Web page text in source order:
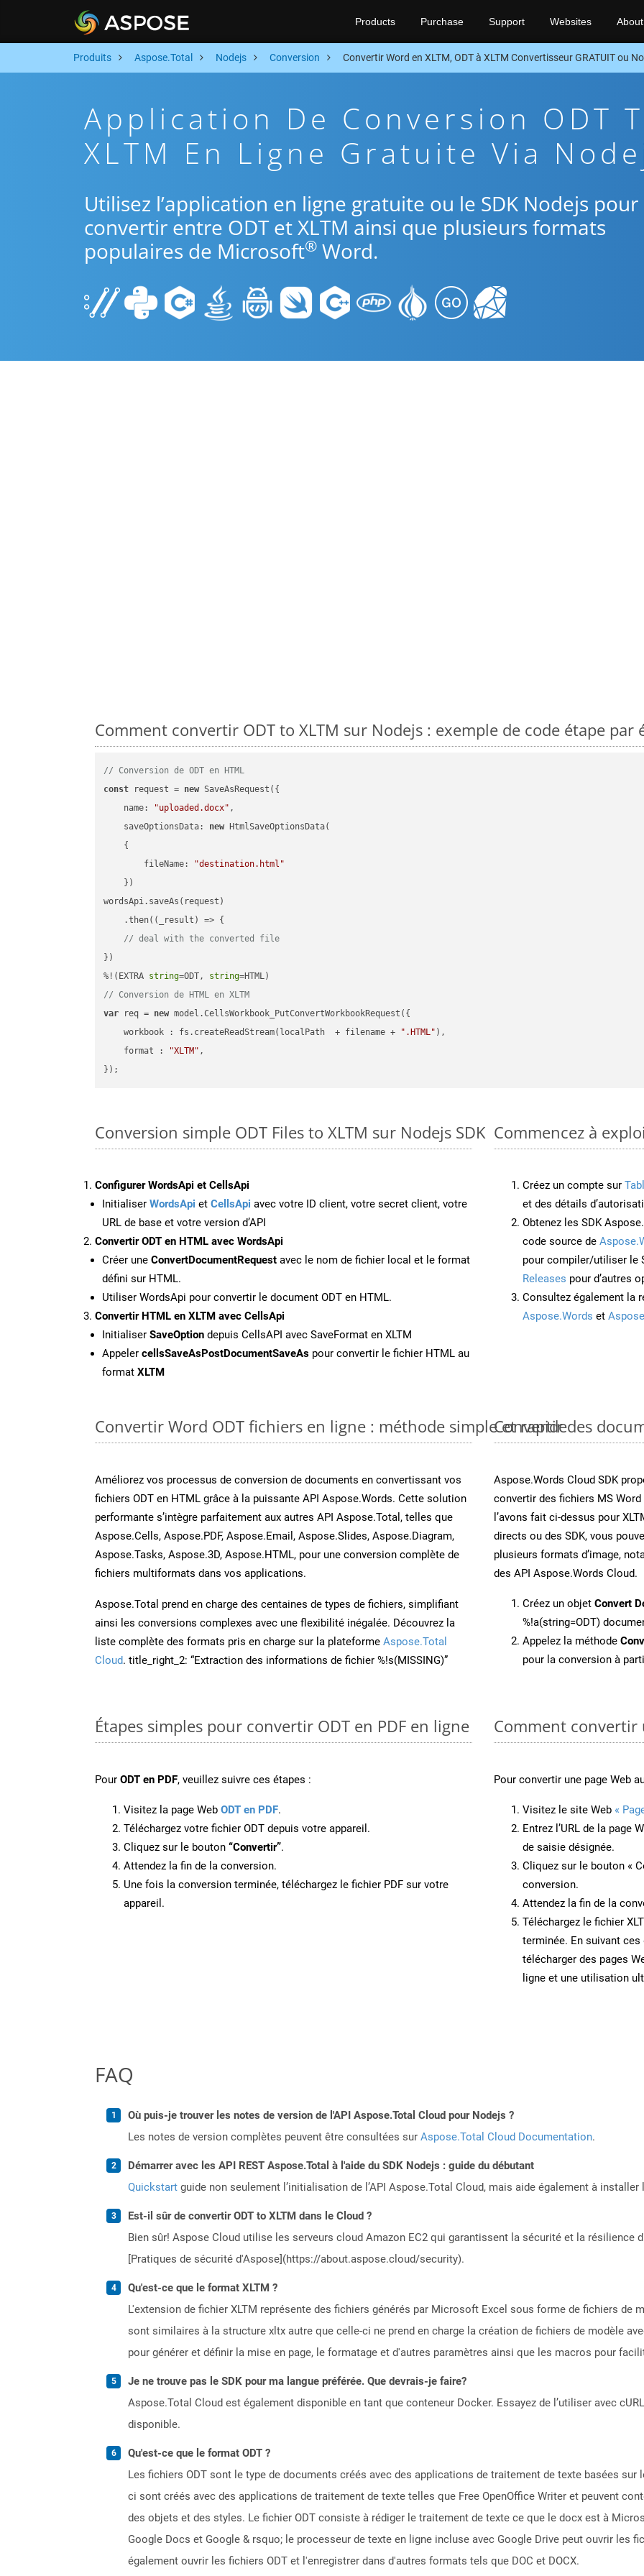
Products Purchase Support Websites About
Produits Aspose.Total Nodejs Conversion Convertir Word en XLTM, ODT à XLTM Convertisseur GRATUIT ou
Application De Conversion ODT
XLTM En Ligne Gratuite Via
Utilisez l’application en ligne gratuite ou le SDK Nodejs pour
convertir entre ODT et XLTM ainsi que plusieurs formats
populaires de Microsoft® Word.
Comment convertir ODT to XLTM sur Nodejs : exemple de code étape par
// Conversion de ODT en HTML
const request = new SaveAsRequest({
name: "uploaded.docx" ,
saveOptionsData: new HtmlSaveOptionsData(
    {
fileName:
"destination.html"
    })
wordsApi.saveAs(request)
    .then(
( _result ) => {
// deal with the converted file
})
%!(EXTRA string=ODT, string
// Conversion de HTML en XLTM
var req = new model.CellsWorkbook_PutConvertWorkbookRequest({
workbook : fs.createReadStream(localPath  + filename + ".HTML" ),
format : "XLTM" ,
Conversion simple ODT Files to XLTM sur Nodejs SDK
Configurer WordsApi et CellsApi
Initialiser WordsApi et CellsApi avec votre ID client, votre secret client, votre
URL de base et votre version d’API
Convertir ODT en HTML avec WordsApi
Créer une ConvertDocumentRequest avec le nom de fichier local et le format
défini sur HTML.
Utiliser WordsApi pour convertir le document ODT en HTML.
Convertir HTML en XLTM avec CellsApi
Initialiser SaveOption depuis CellsAPI avec SaveFormat en XLTM
Appeler cellsSaveAsPostDocumentSaveAs pour convertir le fichier HTML au
format XLTM
Commencez à
Créez un compte sur
et des détails
Obtenez les SDK
code source de
pour compiler/utiliser le
Releases pour d’autres
Consultez également la
Aspose.Words et
Convertir Word ODT fichiers en ligne : méthode simple et rapide
Améliorez vos processus de conversion de documents en convertissant vos
fichiers ODT en HTML grâce à la puissante API Aspose.Words. Cette solution
performante s’intègre parfaitement aux autres API Aspose.Total, telles que
Aspose.Cells, Aspose.PDF, Aspose.Email, Aspose.Slides, Aspose.Diagram,
Aspose.Tasks, Aspose.3D, Aspose.HTML, pour une conversion complète de
fichiers multiformats dans vos applications.
Aspose.Total prend en charge des centaines de types de fichiers, simplifiant
ainsi les conversions complexes avec une flexibilité inégalée. Découvrez la
liste complète des formats pris en charge sur la plateforme Aspose.Total
Cloud. title_right_2: “Extraction des informations de fichier %!s(MISSING)”
Convertir des
Aspose.Words Cloud SDK
convertir des fichiers MS
l’avons fait ci-dessus pour
directs ou des SDK, vous
plusieurs formats d’image,
des API Aspose.Words Cloud.
Créez un objet Convert
%!a(string=ODT)
Appelez la méthode
pour la conversion à
Étapes simples pour convertir ODT en PDF en ligne
Pour ODT en PDF, veuillez suivre ces étapes :
Visitez la page Web ODT en PDF.
Téléchargez votre fichier ODT depuis votre appareil.
Cliquez sur le bouton “Convertir”.
Attendez la fin de la conversion.
Une fois la conversion terminée, téléchargez le fichier PDF sur votre
appareil.
Comment convertir
Pour convertir une page Web
Visitez le site Web «
Entrez l’URL de la page
de saisie désignée.
Cliquez sur le bouton «
conversion.
Attendez la fin de la
Téléchargez le fichier
terminée. En suivant
télécharger des pages
ligne et une utilisation
FAQ
Où puis-je trouver les notes de version de l'API Aspose.Total Cloud pour Nodejs ?
Les notes de version complètes peuvent être consultées sur Aspose.Total Cloud Documentation.
Démarrer avec les API REST Aspose.Total à l'aide du SDK Nodejs : guide du débutant
Quickstart guide non seulement l’initialisation de l’API Aspose.Total Cloud, mais aide également à
Est-il sûr de convertir ODT to XLTM dans le Cloud ?
Bien sûr! Aspose Cloud utilise les serveurs cloud Amazon EC2 qui garantissent la sécurité et la résilience
[Pratiques de sécurité d'Aspose](https://about.aspose.cloud/security).
Qu'est-ce que le format XLTM ?
L'extension de fichier XLTM représente des fichiers générés par Microsoft Excel sous forme de fichiers de
sont similaires à la structure xltx autre que celle-ci ne prend en charge la création de fichiers de modèle
pour générer et définir la mise en page, le formatage et d'autres paramètres ainsi que les macros pour
Je ne trouve pas le SDK pour ma langue préférée. Que devrais-je faire?
Aspose.Total Cloud est également disponible en tant que conteneur Docker. Essayez de l’utiliser avec
disponible.
Qu'est-ce que le format ODT ?
Les fichiers ODT sont le type de documents créés avec des applications de traitement de texte basées sur
ci sont créés avec des applications de traitement de texte telles que Free OpenOffice Writer et peuvent
des objets et des styles. Le fichier ODT consiste à rédiger le traitement de texte ce que le docx est à
Google Docs et Google & rsquo; le processeur de texte en ligne incluse avec Google Drive peut ouvrir les
également ouvrir les fichiers ODT et l'enregistrer dans d'autres formats tels que DOC et DOCX.